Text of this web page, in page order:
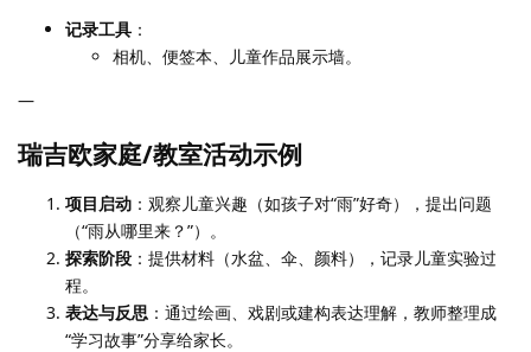
记录工具 ：
相机、便签本、儿童作品展示墙。
—
瑞吉欧家庭/教室活动示例
项目启动 ：观察儿童兴趣（如孩子对“雨”好奇），提出问题
（“雨从哪里来？”）。
探索阶段 ：提供材料（水盆、伞、颜料），记录儿童实验过
程。
表达与反思 ：通过绘画、戏剧或建构表达理解，教师整理成
“学习故事”分享给家长。